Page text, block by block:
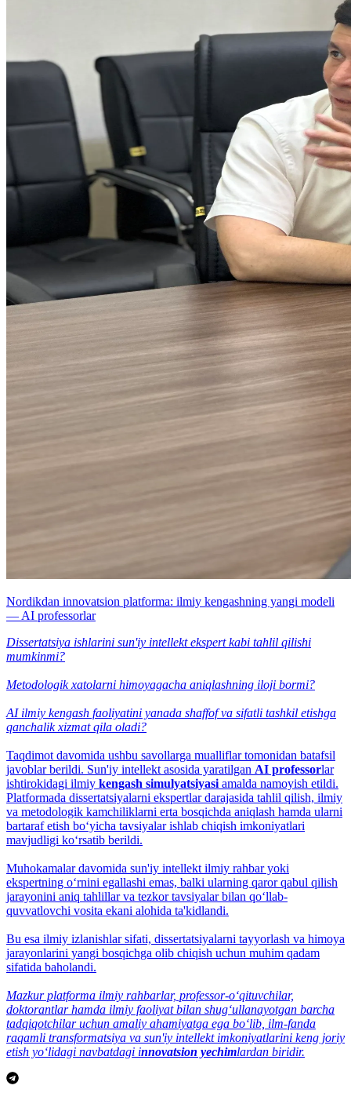
Nordikdan innovatsion platforma: ilmiy kengashning yangi modeli
— AI professorlar
Dissertatsiya ishlarini sun'iy intellekt ekspert kabi tahlil qilishi
mumkinmi?
Metodologik xatolarni himoyagacha aniqlashning iloji bormi?
AI ilmiy kengash faoliyatini yanada shaffof va sifatli tashkil etishga
qanchalik xizmat qila oladi?
Taqdimot davomida ushbu savollarga mualliflar tomonidan batafsil
javoblar berildi. Sun'iy intellekt asosida yaratilgan AI professorlar
ishtirokidagi ilmiy kengash simulyatsiyasi amalda namoyish etildi.
Platformada dissertatsiyalarni ekspertlar darajasida tahlil qilish, ilmiy
va metodologik kamchiliklarni erta bosqichda aniqlash hamda ularni
bartaraf etish bo‘yicha tavsiyalar ishlab chiqish imkoniyatlari
mavjudligi ko‘rsatib berildi.
Muhokamalar davomida sun'iy intellekt ilmiy rahbar yoki
ekspertning o‘rnini egallashi emas, balki ularning qaror qabul qilish
jarayonini aniq tahlillar va tezkor tavsiyalar bilan qo‘llab-
quvvatlovchi vosita ekani alohida ta'kidlandi.
Bu esa ilmiy izlanishlar sifati, dissertatsiyalarni tayyorlash va himoya
jarayonlarini yangi bosqichga olib chiqish uchun muhim qadam
sifatida baholandi.
Mazkur platforma ilmiy rahbarlar, professor-o‘qituvchilar,
doktorantlar hamda ilmiy faoliyat bilan shug‘ullanayotgan barcha
tadqiqotchilar uchun amaliy ahamiyatga ega bo‘lib, ilm-fanda
raqamli transformatsiya va sun'iy intellekt imkoniyatlarini keng joriy
etish yo‘lidagi navbatdagi innovatsion yechimlardan biridir.